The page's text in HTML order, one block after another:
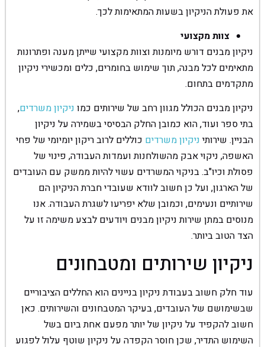
את פעולת הניקיון בשעות המתאימות לכך.
צוות מקצועי
ניקיון מבנים דורש מיומנות וצוות מקצועי שייתן מענה ופתרונות
מתאימים לכל מבנה, תוך שימוש בחומרים, כלים ומכשירי ניקיון
מתקדמים בתחום.
ניקיון מבנים הכולל מגוון רחב של שירותים כמו ניקיון משרדים,
בתי ספר ועוד, הוא כמובן החלק הבסיסי בשמירה על ניקיון
הבניין. שירותי ניקיון משרדים כוללים לרוב ריקון יומיומי של פחי
האשפה, ניקוי אבק מהשולחנות ועמדות העבודה, פינוי של
פסולת וכיו"ב. בניקוי המשרדים עשוי להיות ממשק עם העובדים
של הארגון, ועל כן חשוב לוודא שעובדי חברת הניקיון הם
שירותיים ונעימים, וכמובן שלא יפריעו לשגרת העבודה. אנו
מנוסים במתן שירות ניקיון מבנים ויודעים לבצע משימה זו על
הצד הטוב ביותר.
ניקיון שירותים ומטבחונים
עוד חלק חשוב בעבודת ניקיון בניינים הוא החללים הציבוריים
שבשימושם של העובדים, בעיקר המטבחונים והשירותים. כאן
חשוב להקפיד על ניקיון של יותר מפעם אחת ביום בשל
השימוש התדיר, שכן חוסר הקפדה על ניקיון שוטף עלול לפגוע